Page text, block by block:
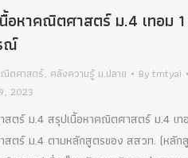
อหาคณิตศาสตร์ ม.4 เทอม
ณ์
ตศาสตร์, คลังความรู้ ม.ปลาย Bytmtyai
2023
ตร์ ม.4 สรุปเนื้อหาคณิตศาสตร์ ม.4 เทอ
ตร์ ม.4 ตามหลักสูตรของ สสวท. (หลัก